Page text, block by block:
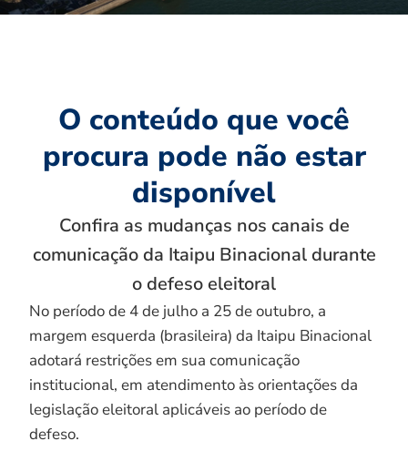
O conteúdo que você
procura pode não estar
disponível
Confira as mudanças nos canais de
comunicação da Itaipu Binacional durante
o defeso eleitoral
No período de 4 de julho a 25 de outubro, a
margem esquerda (brasileira) da Itaipu Binacional
adotará restrições em sua comunicação
institucional, em atendimento às orientações da
legislação eleitoral aplicáveis ao período de
defeso.